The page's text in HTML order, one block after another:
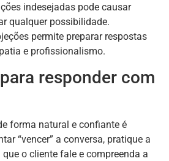
indesejadas pode causar
qualquer possibilidade.
permite preparar respostas
e profissionalismo.
responder com
forma natural e confiante é
“vencer” a conversa, pratique a
o cliente fale e compreenda a